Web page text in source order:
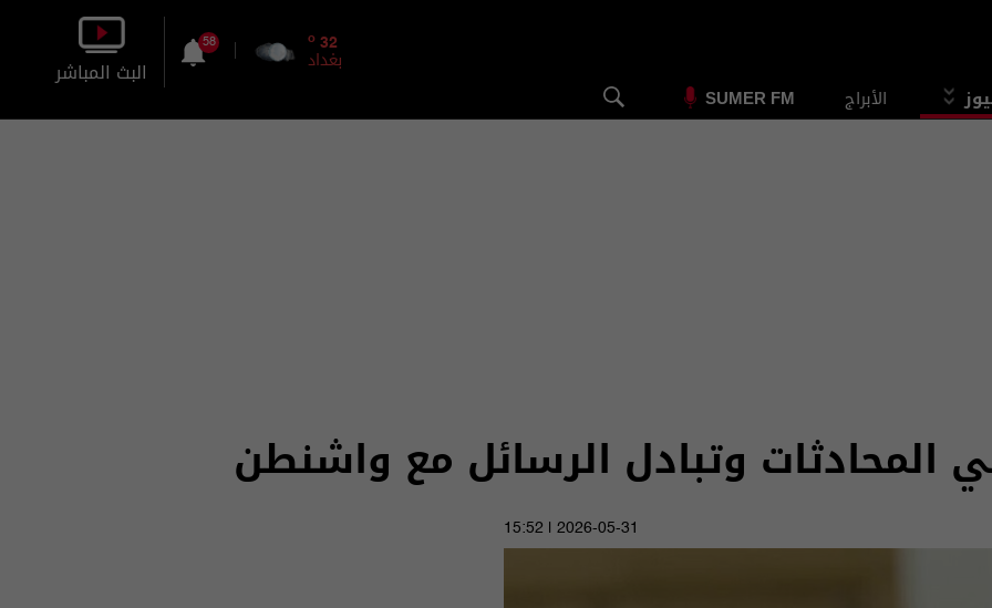
الأبراج SUMER FM
32
o
بغداد
58
البث المباشر
وتبادل الرسائل مع واشنطن
2026-05-31 | 15:52